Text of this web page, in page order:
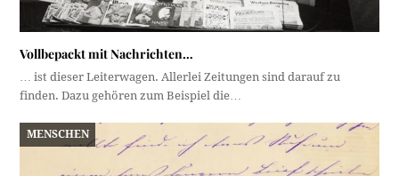
Vollbepackt mit Nachrichten…
… ist dieser Leiterwagen. Allerlei Zeitungen sind darauf zu
finden. Dazu gehören zum Beispiel die…
MENSCHEN